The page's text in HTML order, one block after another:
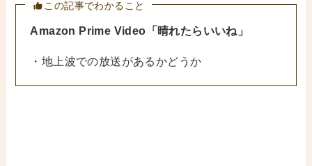
この記事でわかること
Amazon Prime Video 「晴れたらいいね」
・地上波での放送があるかどうか